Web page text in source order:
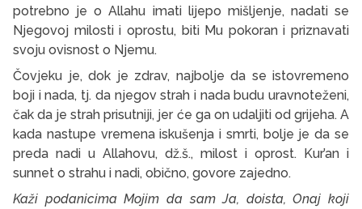
potrebno je o Allahu imati lijepo mišljenje, nadati se
Njegovoj milosti i oprostu, biti Mu pokoran i priznavati
svoju ovisnost o Njemu.
Čovjeku je, dok je zdrav, najbolje da se istovremeno
boji i nada, tj. da njegov strah i nada budu uravnoteženi,
čak da je strah prisutniji, jer će ga on udaljiti od grijeha. A
kada nastupe vremena iskušenja i smrti, bolje je da se
preda nadi u Allahovu, dž.š., milost i oprost. Kur’an i
sunnet o strahu i nadi, obično, govore zajedno.
Kaži podanicima Mojim da sam Ja, doista, Onaj koji